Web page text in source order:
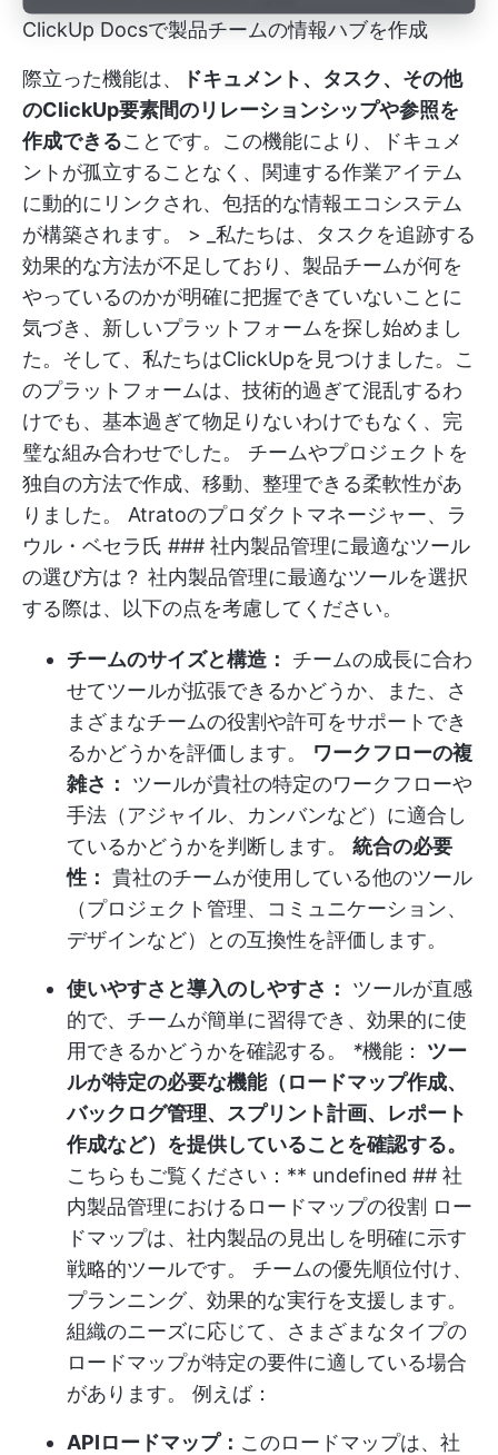
ClickUp Docsで製品チームの情報ハブを作成
際立った機能は、
ドキュメント、タスク、その他
のClickUp要素間のリレーションシップや参照を
作成できることです。この機能により、ドキュメ
ントが孤立することなく、関連する作業アイテム
に動的にリンクされ、包括的な情報エコシステム
が構築されます。 > _私たちは、タスクを追跡する
効果的な方法が不足しており、製品チームが何を
やっているのかが明確に把握できていないことに
気づき、新しいプラットフォームを探し始めまし
た。そして、私たちはClickUpを見つけました。こ
のプラットフォームは、技術的過ぎて混乱するわ
けでも、基本過ぎて物足りないわけでもなく、完
璧な組み合わせでした。 チームやプロジェクトを
独自の方法で作成、移動、整理できる柔軟性があ
りました。 Atratoのプロダクトマネージャー、ラ
ウル・ベセラ氏 ### 社内製品管理に最適なツール
の選び方は？ 社内製品管理に最適なツールを選択
する際は、以下の点を考慮してください。
チームのサイズと構造：
チームの成長に合わ
せてツールが拡張できるかどうか、また、さ
まざまなチームの役割や許可をサポートでき
るかどうかを評価します。 ワークフローの複
雑さ：
ツールが貴社の特定のワークフローや
手法（アジャイル、カンバンなど）に適合し
ているかどうかを判断します。 統合の必要
性： 貴社のチームが使用している他のツール
（プロジェクト管理、コミュニケーション、
デザインなど）との互換性を評価します。
使いやすさと導入のしやすさ：
ツールが直感
的で、チームが簡単に習得でき、効果的に使
用できるかどうかを確認する。 *機能：
ツー
ルが特定の必要な機能（ロードマップ作成、
バックログ管理、スプリント計画、レポート
作成など）を提供していることを確認する。
こちらもご覧ください：** undefined ## 社
内製品管理におけるロードマップの役割 ロー
ドマップは、社内製品の見出しを明確に示す
戦略的ツールです。 チームの優先順位付け、
プランニング、効果的な実行を支援します。
組織のニーズに応じて、さまざまなタイプの
ロードマップが特定の要件に適している場合
があります。 例えば：
APIロードマップ： このロードマップは、社